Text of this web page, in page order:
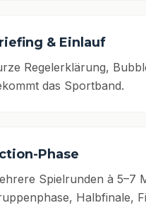
& Einlauf
Regelerklärung,
das Sportband.
Phase
Spielrunden à 5–7
Halbfinale,